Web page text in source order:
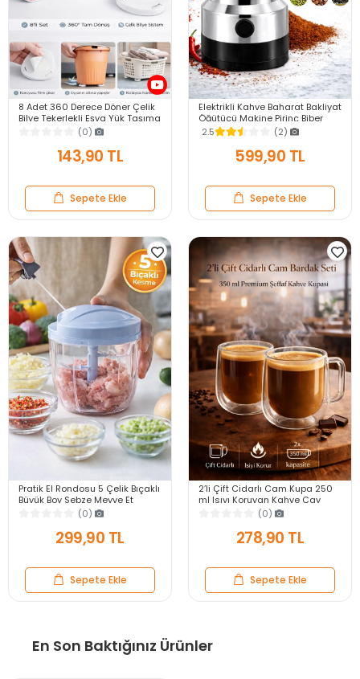
8 Adet 360 Derece Döner Çelik
Bilye Tekerlekli Eşya Yük Taşıma
Yapışkanlı Eşya Kaydırma
(0)
143,90 TL
Sepete Ekle
Elektrikli Kahve Baharat Bakliyat
Öğütücü Makine Pirinç Biber
Tahıl Öğütücü Değirmen Gıda
Öğütücü
2.5 (2)
599,90 TL
Sepete Ekle
Pratik El Rondosu 5 Çelik Bıçaklı
Büyük Boy Sebze Meyve Et
Soğan Doğrayıcı Blender Rende
(0)
299,90 TL
Sepete Ekle
2’li Çift Cidarlı Cam Kupa 250
ml Isıyı Koruyan Kahve Çay
Fincanı Kulplu Espresso Cam
(0)
278,90 TL
Sepete Ekle
En Son Baktığınız Ürünler